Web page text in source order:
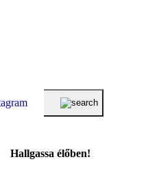
Hallgassa élőben!